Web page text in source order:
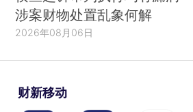
涉案财物处置乱象何解
2026年08月06日
财新移动